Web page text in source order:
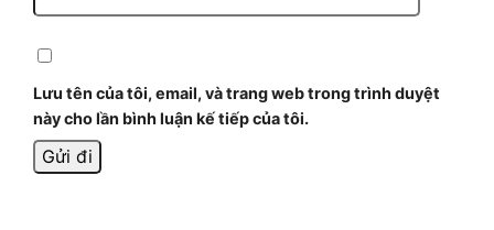
Lưu tên của tôi, email, và trang web trong trình duyệt
này cho lần bình luận kế tiếp của tôi.